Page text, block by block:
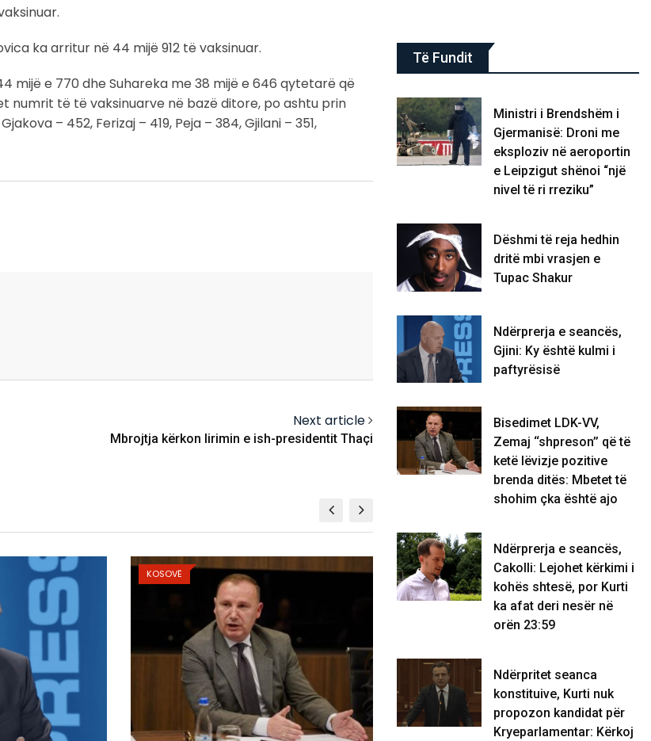
ka arritur në 44 mijë 912 të vaksinuar.
mijë e 770 dhe Suhareka me 38 mijë e 646 qytetarë që
numrit të të vaksinuarve në bazë ditore, po ashtu prin
– 452, Ferizaj – 419, Peja – 384, Gjilani – 351,
Next article
Mbrojtja kërkon lirimin e ish-presidentit Thaçi
KOSOVË KOSOVË
Të Fundit
Ministri i Brendshëm i
Gjermanisë: Droni me
eksploziv në aeroportin
e Leipzigut shënoi “një
nivel të ri rreziku”
Dëshmi të reja hedhin
dritë mbi vrasjen e
Tupac Shakur
Ndërprerja e seancës,
Gjini: Ky është kulmi i
paftyrësisë
Bisedimet LDK-VV,
Zemaj ‘‘shpreson’’ që të
ketë lëvizje pozitive
brenda ditës: Mbetet të
shohim çka është ajo
Ndërprerja e seancës,
Cakolli: Lejohet kërkimi i
kohës shtesë, por Kurti
ka afat deri nesër në
orën 23:59
Ndërpritet seanca
konstituive, Kurti nuk
propozon kandidat për
Kryeparlamentar: Kërkoj